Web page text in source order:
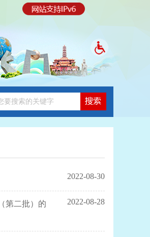
2022-08-30
第二批）的
2022-08-28